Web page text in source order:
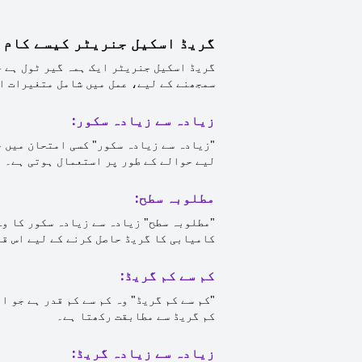
گریڈ اسکیل جنریٹر کیسے
گریڈ اسکیل جنریٹر ایک ہمہ گیر ٹول
سمجھنے کے لیے، عمل میں شامل متغیرات
زیادہ سے زیادہ سکور:
"زیادہ سے زیادہ سکور" کسی امتحان
لیے حوالے کے طور پر استعمال ہوتی ہے۔
مطلوبہ سطح:
"مطلوبہ سطح" زیادہ سے زیادہ سکور کا
کامیابی کا گریڈ حاصل کرنے کے لیے اس
کم سے کم گریڈ:
"کم سے کم گریڈ" وہ کم سے کم قدر ہے جو
کم گریڈ سے مطابقت رکھتا ہے۔
زیادہ سے زیادہ گریڈ: